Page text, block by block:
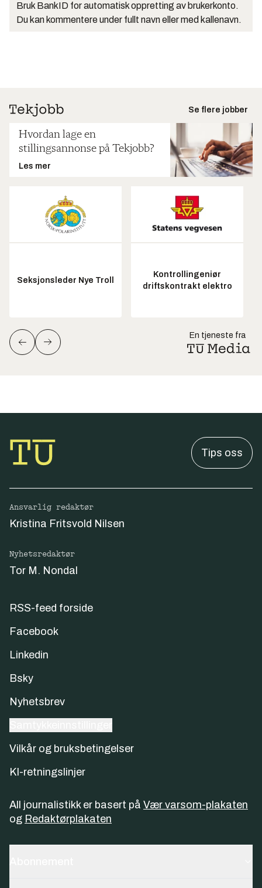
Bruk BankID for automatisk oppretting av brukerkonto.
Du kan kommentere under fullt navn eller med kallenavn.
Se flere jobber
Hvordan lage en
stillingsannonse på Tekjobb?
Les mer
Seksjonsleder Nye Troll
Kontrollingeniør
driftskontrakt elektro
En tjeneste fra
Tips oss
Ansvarlig redaktør
Kristina Fritsvold Nilsen
Nyhetsredaktør
Tor M. Nondal
RSS-feed forside
Facebook
Linkedin
Bsky
Nyhetsbrev
Vilkår og bruksbetingelser
KI-retningslinjer
All journalistikk er basert på Vær varsom-plakaten
og Redaktørplakaten